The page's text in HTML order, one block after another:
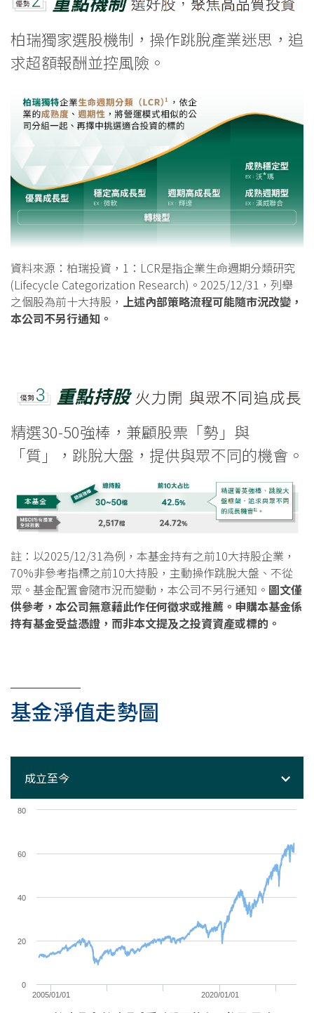
柏瑞獨家選股機制，操作跳脫產業迷思，追
求超額報酬並控風險。
資料來源：柏瑞投資，1：LCR是指企業生命週期分類研究
(Lifecycle Categorization Research)。2025/12/31，列舉
之個股為前十大持股， 上述內部策略流程可能隨市況改變，
本公司不另行通知。
精選30-50強棒，兼顧股票「勢」與
「質」，跳脫大盤，提供與眾不同的機會。
註：以2025/12/31為例，本基金持有之前10大持股企業，
70%非參考指標之前10大持股，主動操作跳脫大盤、不從
眾。基金配置會隨市況而變動，本公司不另行通知。 圖文僅
供參考，本公司無意藉此作任何徵求或推薦。申購本基金係
持有基金受益憑證，而非本文提及之投資資產或標的。
基金淨值走勢圖
2005/01/01 2020/01/01
0
20
40
60
80